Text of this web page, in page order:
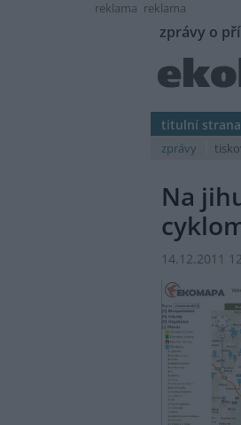
reklama reklama
zprávy o
titulní strana
zprávy
Na
14.12.2011